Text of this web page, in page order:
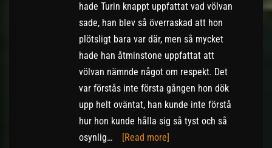
hade Turin knappt uppfattat vad völvan
sade, han blev så överraskad att hon
plötsligt bara var där, men så mycket
hade han åtminstone uppfattat att
völvan nämnde något om respekt. Det
var förstås inte första gången hon dök
upp helt oväntat, han kunde inte förstå
hur hon kunde hålla sig så tyst och så
osynlig…
[Read more]